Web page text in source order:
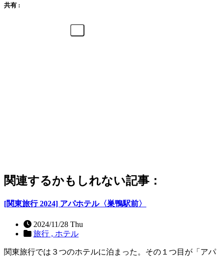
共有 :
関連するかもしれない記事：
[関東旅行 2024] アパホテル〈巣鴨駅前〉
2024/11/28 Thu
旅行 , ホテル
関東旅行では３つのホテルに泊まった。その１つ目が「アパ